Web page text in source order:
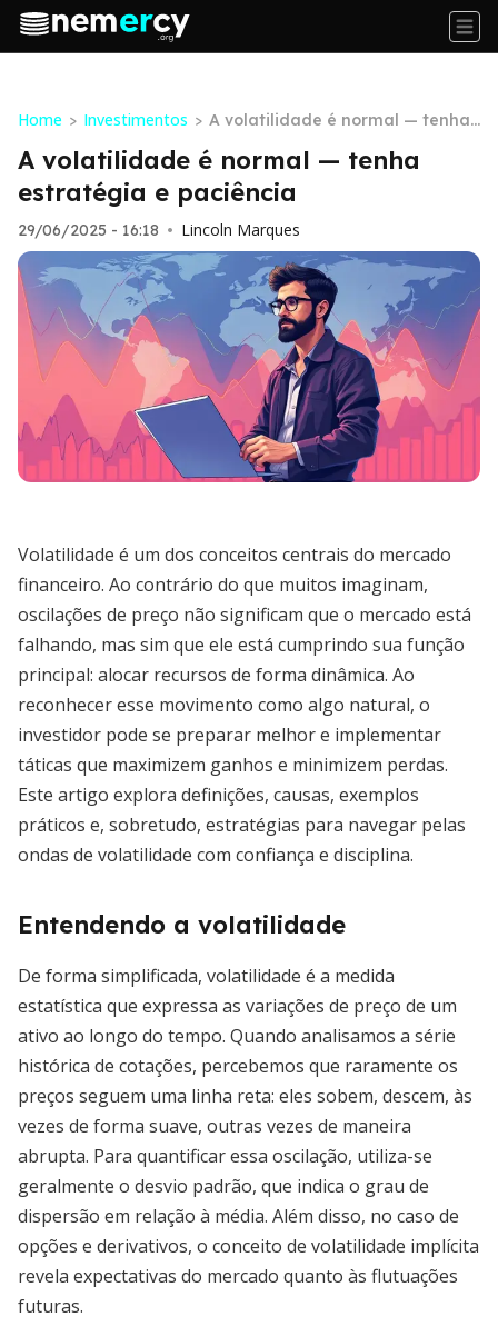
Home > Investimentos > A volatilidade é normal — tenha
estratégia e paciência
A volatilidade é normal — tenha
estratégia e paciência
29/06/2025 - 16:18 • Lincoln Marques
Volatilidade é um dos conceitos centrais do mercado
financeiro. Ao contrário do que muitos imaginam,
oscilações de preço não significam que o mercado está
falhando, mas sim que ele está cumprindo sua função
principal: alocar recursos de forma dinâmica. Ao
reconhecer esse movimento como algo natural, o
investidor pode se preparar melhor e implementar
táticas que maximizem ganhos e minimizem perdas.
Este artigo explora definições, causas, exemplos
práticos e, sobretudo, estratégias para navegar pelas
ondas de volatilidade com confiança e disciplina.
Entendendo a volatilidade
De forma simplificada, volatilidade é a medida
estatística que expressa as variações de preço de um
ativo ao longo do tempo. Quando analisamos a série
histórica de cotações, percebemos que raramente os
preços seguem uma linha reta: eles sobem, descem, às
vezes de forma suave, outras vezes de maneira
abrupta. Para quantificar essa oscilação, utiliza-se
geralmente o desvio padrão, que indica o grau de
dispersão em relação à média. Além disso, no caso de
opções e derivativos, o conceito de volatilidade implícita
revela expectativas do mercado quanto às flutuações
futuras.